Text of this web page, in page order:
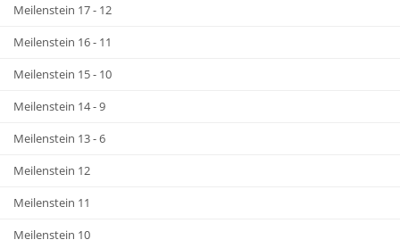
Meilenstein 17 - 12
Meilenstein 16 - 11
Meilenstein 15 - 10
Meilenstein 14 - 9
Meilenstein 13 - 6
Meilenstein 12
Meilenstein 11
Meilenstein 10